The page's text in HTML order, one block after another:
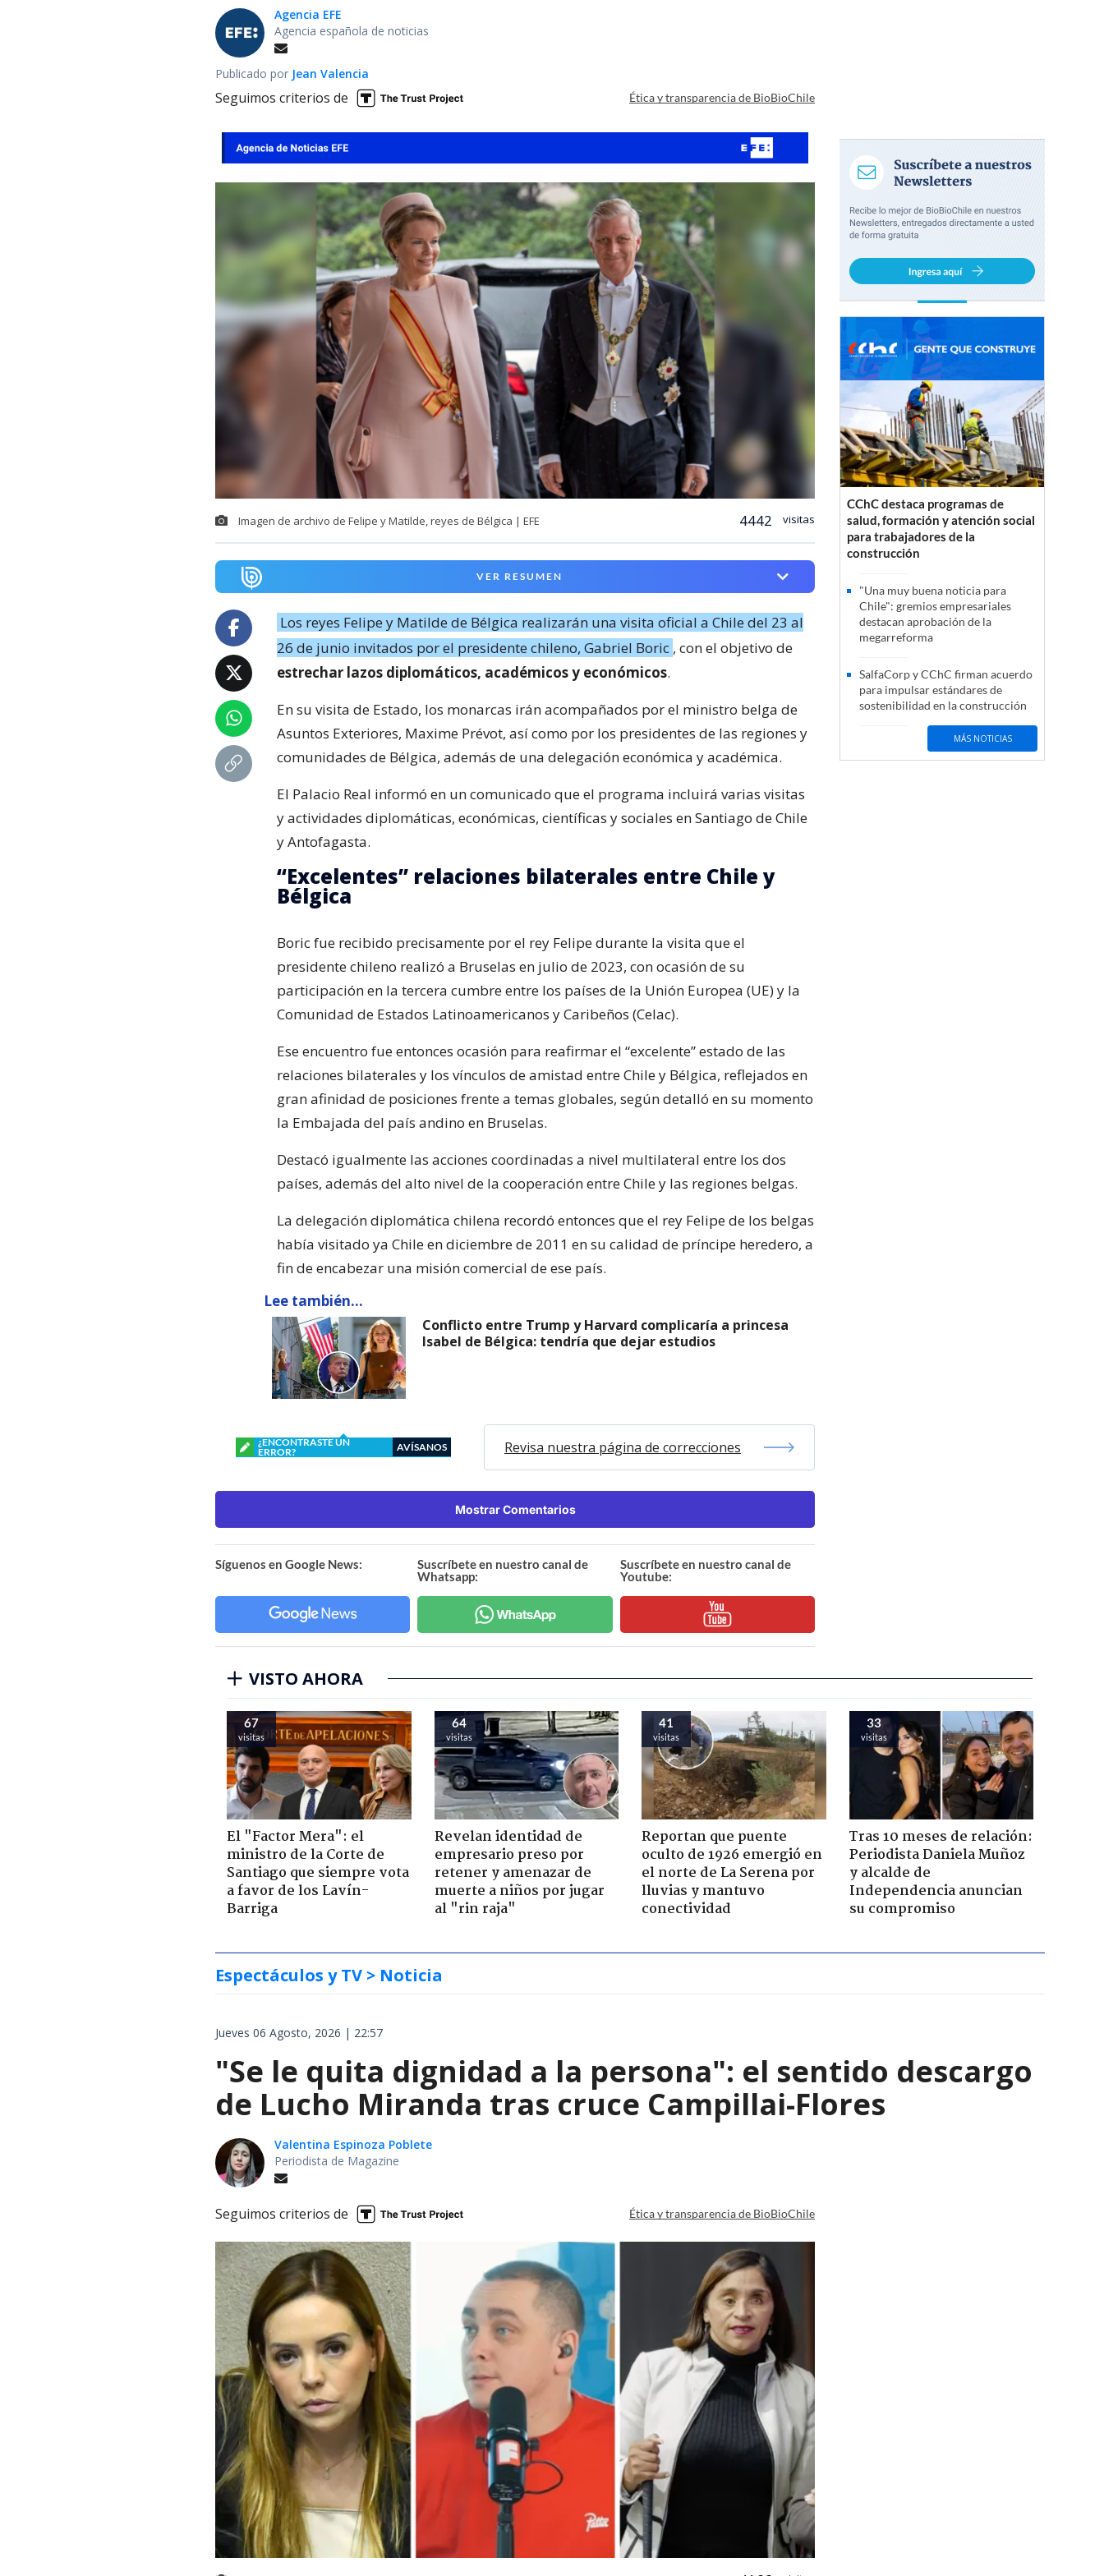
Agencia EFE
Agencia española de noticias
Publicado por Jean Valencia
Seguimos criterios de Ética y transparencia de BioBioChile
Imagen de archivo de Felipe y Matilde, reyes de Bélgica | EFE 4442 visitas
VER RESUMEN
Los reyes Felipe y Matilde de Bélgica realizarán una visita oficial a Chile del 23 al
26 de junio invitados por el presidente chileno, Gabriel Boric , con el objetivo de
estrechar lazos diplomáticos, académicos y económicos.
En su visita de Estado, los monarcas irán acompañados por el ministro belga de
Asuntos Exteriores, Maxime Prévot, así como por los presidentes de las regiones y
comunidades de Bélgica, además de una delegación económica y académica.
El Palacio Real informó en un comunicado que el programa incluirá varias visitas
y actividades diplomáticas, económicas, científicas y sociales en Santiago de Chile
y Antofagasta.
“Excelentes” relaciones bilaterales entre Chile y
Bélgica
Boric fue recibido precisamente por el rey Felipe durante la visita que el
presidente chileno realizó a Bruselas en julio de 2023, con ocasión de su
participación en la tercera cumbre entre los países de la Unión Europea (UE) y la
Comunidad de Estados Latinoamericanos y Caribeños (Celac).
Ese encuentro fue entonces ocasión para reafirmar el “excelente” estado de las
relaciones bilaterales y los vínculos de amistad entre Chile y Bélgica, reflejados en
gran afinidad de posiciones frente a temas globales, según detalló en su momento
la Embajada del país andino en Bruselas.
Destacó igualmente las acciones coordinadas a nivel multilateral entre los dos
países, además del alto nivel de la cooperación entre Chile y las regiones belgas.
La delegación diplomática chilena recordó entonces que el rey Felipe de los belgas
había visitado ya Chile en diciembre de 2011 en su calidad de príncipe heredero, a
fin de encabezar una misión comercial de ese país.
Lee también...
Conflicto entre Trump y Harvard complicaría a princesa
Isabel de Bélgica: tendría que dejar estudios
¿ENCONTRASTE UN
ERROR?
AVÍSANOS Revisa nuestra página de correcciones
Mostrar Comentarios
Síguenos en Google News:
Suscríbete en nuestro canal de
Whatsapp:
Suscríbete en nuestro canal de
Youtube:
CChC destaca programas de
salud, formación y atención social
para trabajadores de la
construcción
"Una muy buena noticia para
Chile": gremios empresariales
destacan aprobación de la
megarreforma
SalfaCorp y CChC firman acuerdo
para impulsar estándares de
sostenibilidad en la construcción
MÁS NOTICIAS
VISTO AHORA
67
visitas
El "Factor Mera": el
ministro de la Corte de
Santiago que siempre vota
a favor de los Lavín-
Barriga
64
visitas
Revelan identidad de
empresario preso por
retener y amenazar de
muerte a niños por jugar
al "rin raja"
41
visitas
Reportan que puente
oculto de 1926 emergió en
el norte de La Serena por
lluvias y mantuvo
conectividad
33
visitas
Tras 10 meses de relación:
Periodista Daniela Muñoz
y alcalde de
Independencia anuncian
su compromiso
Espectáculos y TV > Noticia
Jueves 06 Agosto, 2026 | 22:57
"Se le quita dignidad a la persona": el sentido descargo
de Lucho Miranda tras cruce Campillai-Flores
Valentina Espinoza Poblete
Periodista de Magazine
Seguimos criterios de Ética y transparencia de BioBioChile